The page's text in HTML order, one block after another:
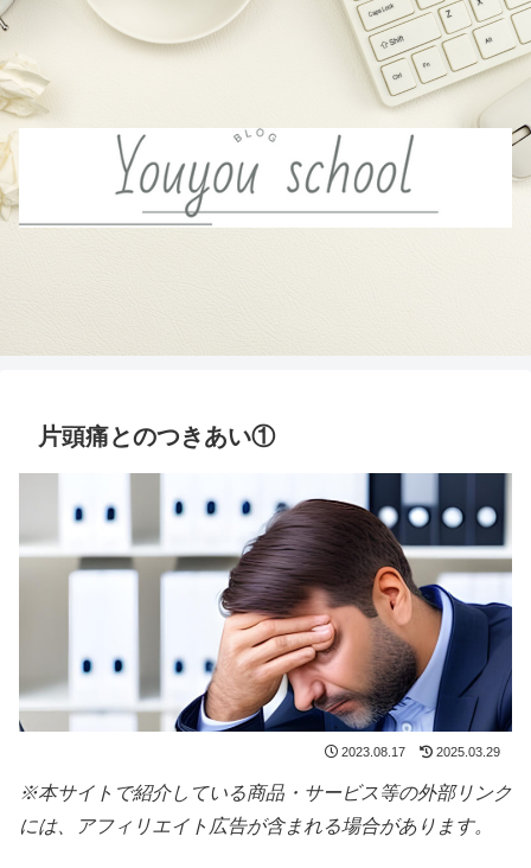
片頭痛とのつきあい①
2023.08.17 2025.03.29
※本サイトで紹介している商品・サービス等の外部リンク
には、アフィリエイト広告が含まれる場合があります。